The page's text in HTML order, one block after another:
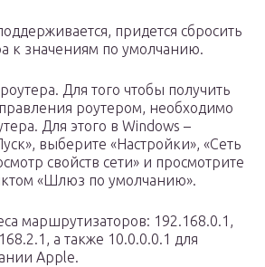
придется сбросить
к значениям по умолчанию.
Для того чтобы получить
роутером, необходимо
Для этого в Windows –
выберите «Настройки», «Сеть
свойств сети» и просмотрите
«Шлюз по умолчанию».
маршрутизаторов: 192.168.0.1,
а также 10.0.0.0.1 для
Apple.